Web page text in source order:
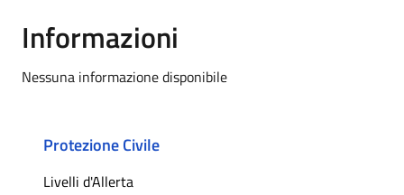
Informazioni
Nessuna informazione disponibile
Protezione Civile
Livelli d'Allerta